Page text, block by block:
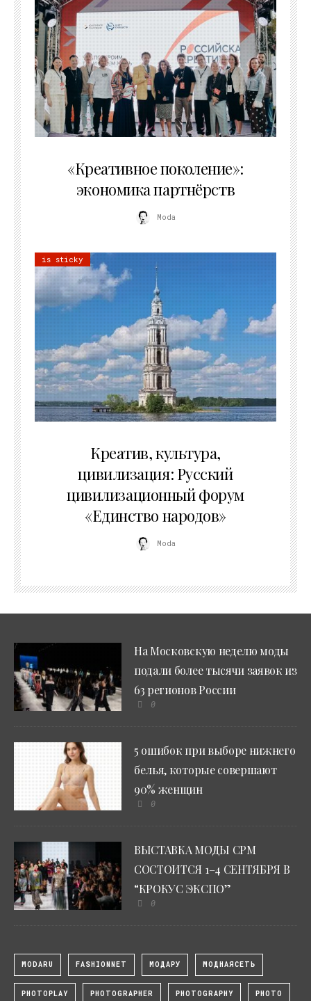
«Креативное поколение»:
экономика партнёрств
Moda
is sticky
Креатив, культура,
цивилизация: Русский
цивилизационный форум
«Единство народов»
Moda
На Московскую неделю моды
подали более тысячи заявок из
63 регионов России
0
5 ошибок при выборе нижнего
белья, которые совершают
90% женщин
0
ВЫСТАВКА МОДЫ CPM
СОСТОИТСЯ 1–4 СЕНТЯБРЯ В
“КРОКУС ЭКСПО”
0
MODARU FASHIONNET МОДАРУ МОДНАЯСЕТЬ
PHOTOPLAY PHOTOGRAPHER PHOTOGRAPHY PHOTO